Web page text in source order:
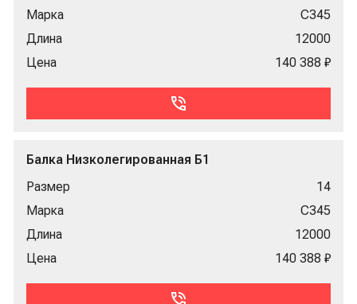
Марка
С345
Длина
12000
Цена
140 388 ₽
Балка Низколегированная Б1
Размер
14
Марка
С345
Длина
12000
Цена
140 388 ₽